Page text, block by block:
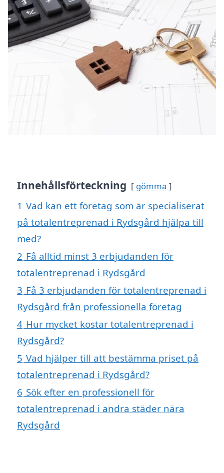
Innehållsförteckning gömma
1 Vad kan ett företag som är specialiserat
på totalentreprenad i Rydsgård hjälpa till
med?
2 Få alltid minst 3 erbjudanden för
totalentreprenad i Rydsgård
3 Få 3 erbjudanden för totalentreprenad i
Rydsgård från professionella företag
4 Hur mycket kostar totalentreprenad i
Rydsgård?
5 Vad hjälper till att bestämma priset på
totalentreprenad i Rydsgård?
6 Sök efter en professionell för
totalentreprenad i andra städer nära
Rydsgård